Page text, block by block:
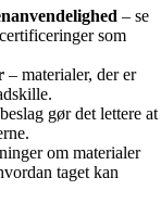
– se
som
– materialer, der er
gør det lettere at
om materialer
taget kan